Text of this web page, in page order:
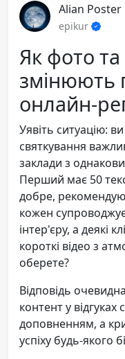
Alian Poster
epikur
Як фото та
змінюють
онлайн-
Уявіть ситуацію:
святкування
заклади з
Перший має 50
добре,
кожен
інтер'єру, а деякі
короткі відео з
оберете?
Відповідь
контент у
доповненням, а
успіху будь-якого